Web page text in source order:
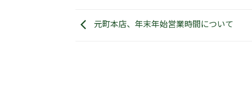
元町本店、年末年始営業時間について